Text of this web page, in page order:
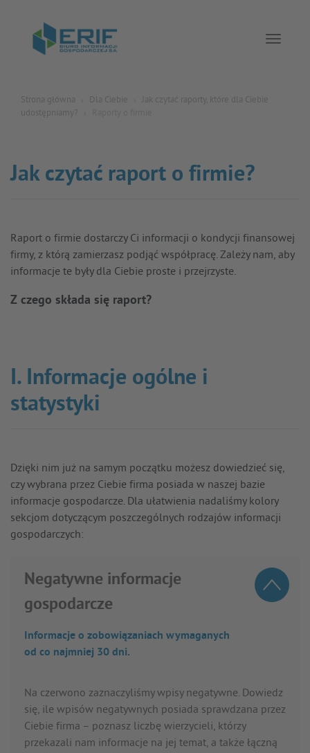
Strona główna Dla Ciebie
Jak czytać raporty, które dla Ciebie
udostępniamy?
Jak czytać raport o firmie?
Raport o firmie dostarczy Ci informacji o kondycji finansowej
firmy, z którą zamierzasz podjąć współpracę. Zależy nam, aby
informacje te były dla Ciebie proste i przejrzyste.
Z czego składa się raport?
I. Informacje ogólne i
statystyki
Dzięki nim już na samym początku możesz dowiedzieć się,
czy wybrana przez Ciebie firma posiada w naszej bazie
informacje gospodarcze. Dla ułatwienia nadaliśmy kolory
sekcjom dotyczącym poszczególnych rodzajów informacji
gospodarczych:
Negatywne informacje
gospodarcze
Informacje o zobowiązaniach wymaganych
od co najmniej 30 dni.
Na czerwono zaznaczyliśmy wpisy negatywne. Dowiedz
się, ile wpisów negatywnych posiada sprawdzana przez
Ciebie firma – poznasz liczbę wierzycieli, którzy
przekazali nam informacje na jej temat, a także łączną